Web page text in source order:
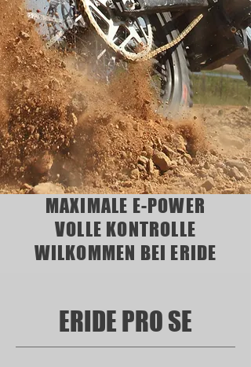
MAXIMALE E-POWER
VOLLE KONTROLLE
WILKOMMEN BEI ERIDE
ERIDE PRO SE